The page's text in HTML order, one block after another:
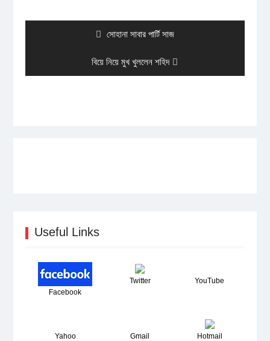
Previous
সোহানা সাবার পার্টি সাজ
Next
post:
বিয়ে নিয়ে মুখ খুললেন শহিদ
Useful Links
Facebook
Twitter YouTube
Yahoo Gmail Hotmail